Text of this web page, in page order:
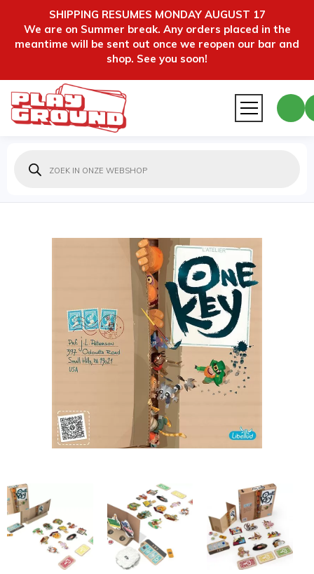
SHIPPING RESUMES MONDAY AUGUST 17
We are on Summer break. Any orders placed in the
meantime will be sent out once we reopen our bar and
shop. See you soon!
zoeken